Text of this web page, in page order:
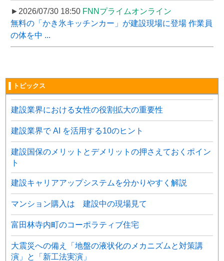
►2026/07/30 18:50 FNNプライムオンライン
無料の「かき氷キッチンカー」が建設現場に登場 作業員
の体を中 ...
▌トピックス
建設業界における女性の役割拡大の重要性
建設業界で AI を活用する10のヒント
建設国保のメリットとデメリットの押さえておくポイン
ト
建設キャリアアップシステムを分かりやすく解説
マンション購入は 建設中の現場見て
富田林寺内町のコーポラティブ住宅
大震災への備え「地盤の液状化のメカニズムと対策講
演」と「新工法実演」